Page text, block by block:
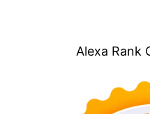
Alexa Rank